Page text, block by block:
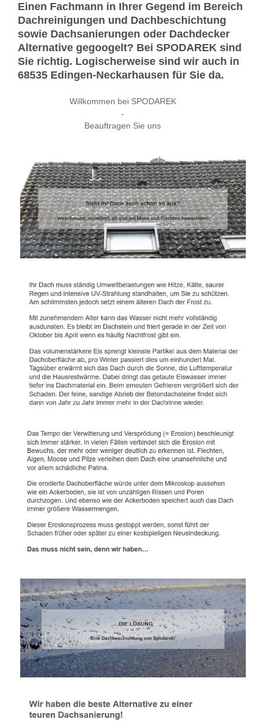
Einen Fachmann in Ihrer Gegend im Bereich
Dachreinigungen und Dachbeschichtung
sowie Dachsanierungen oder Dachdecker
Alternative gegoogelt? Bei SPODAREK sind
Sie richtig. Logischerweise sind wir auch in
68535 Edingen-Neckarhausen für Sie da.
Willkommen bei SPODAREK
-
Beauftragen Sie uns